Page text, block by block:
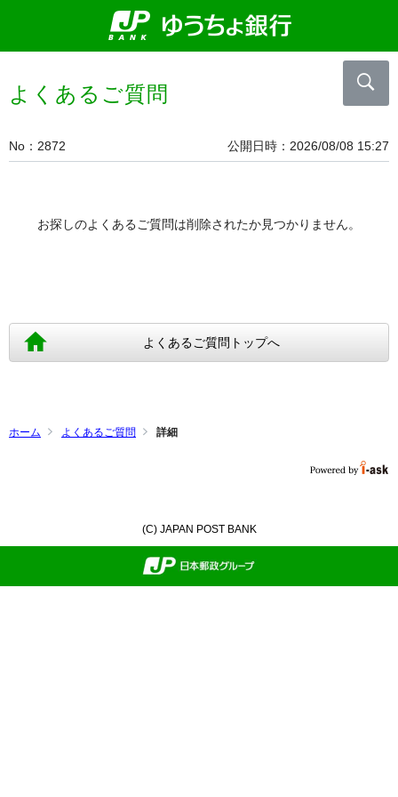
よくあるご質問
No 2872 公開日時 2026/08/08 15:27
お探しのよくあるご質問は削除されたか見つかりません。
よくあるご質問トップへ
ホーム よくあるご質問 詳細
(C) JAPAN POST BANK